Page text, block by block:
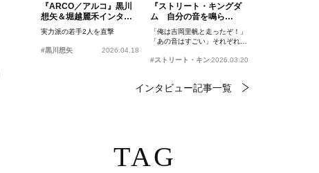
『ARCO／アルコ』黒川
想矢＆堀越麗禾インタビ
ュー
実力派の若手2人を直撃
#黒川想矢 2026.04.18
『ストリート・キングダ
ム 自分の音を鳴ら
せ。』峯田和伸、若葉竜
也、吉岡里帆インタビュ
ー
「俺は吉岡里帆と走ったぞ！」
「あの音はすごい」それぞれの
#ストリート・キングダム 自分の音を鳴らせ。
2026.03.20
インタビュー記事一覧
TAG